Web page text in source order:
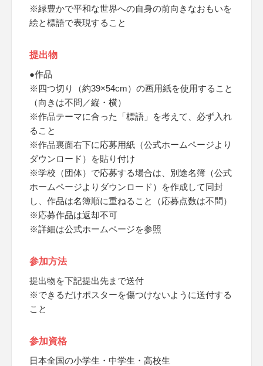
※緑豊かで平和な世界への自身の前向きなおもいを
絵と標語で表現すること
提出物
●作品
※四つ切り（約39×54cm）の画用紙を使用すること
（向きは不問／縦・横）
※作品テーマに合った「標語」を考えて、必ず入れ
ること
※作品裏面右下に応募用紙（公式ホームページより
ダウンロード）を貼り付け
※学校（団体）で応募する場合は、別途名簿（公式
ホームページよりダウンロード）を作成して同封
し、作品は名簿順に重ねること（応募点数は不問）
※応募作品は返却不可
※詳細は公式ホームページを参照
参加方法
提出物を下記提出先まで送付
※できるだけポスターを傷つけないように送付する
こと
参加資格
日本全国の小学生・中学生・高校生